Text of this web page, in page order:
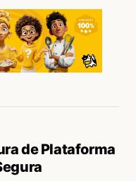
de Plataforma